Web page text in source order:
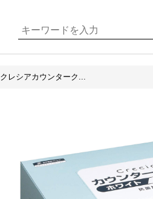
クレシアカウンターク...